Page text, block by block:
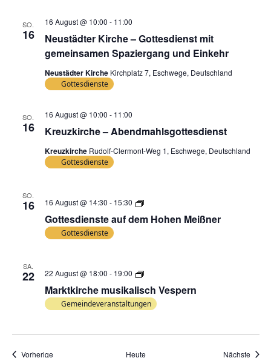
SO.
16
Neustädter Kirche – Gottesdienst mit
gemeinsamen Spaziergang und Einkehr
16 August @ 10:00 - 11:00
Neustädter Kirche Kirchplatz 7, Eschwege, Deutschland
Gottesdienste
SO.
16 Kreuzkirche – Abendmahlsgottesdienst
16 August @ 10:00 - 11:00
Kreuzkirche Rudolf-Clermont-Weg 1, Eschwege, Deutschland
Gottesdienste
SO.
16
Gottesdienste auf dem Hohen Meißner
16 August @ 14:30 - 15:30
Gottesdienste
dem
Gottesdienste
SA.
22
Marktkirche musikalisch Vespern
22 August @ 18:00 - 19:00
Marktkirche
Vespern
Gemeindeveranstaltungen
VorherigeVeranstaltungen Heute Nächste